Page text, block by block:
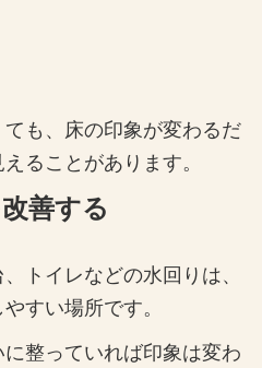
も、床の印象が変わるだ
ることがあります。
善する
トイレなどの水回りは、
すい場所です。
整っていれば印象は変わ